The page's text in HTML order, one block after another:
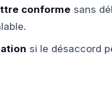
conforme sans
si le désaccord